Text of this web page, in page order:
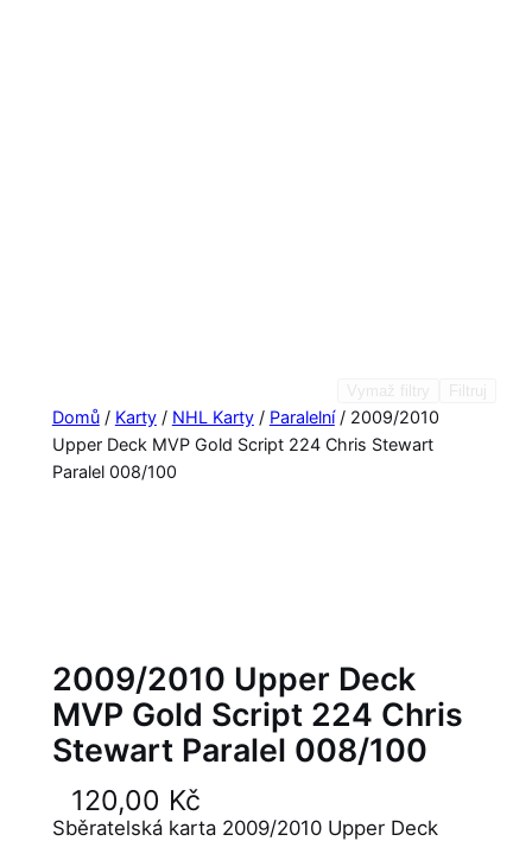
Domů/ Karty/ NHL Karty/ Paralelní/ 2009/2010
Upper Deck MVP Gold Script 224 Chris Stewart
Paralel 008/100
2009/2010 Upper Deck
MVP Gold Script 224 Chris
Stewart Paralel 008/100
120,00 Kč
Sběratelská karta 2009/2010 Upper Deck